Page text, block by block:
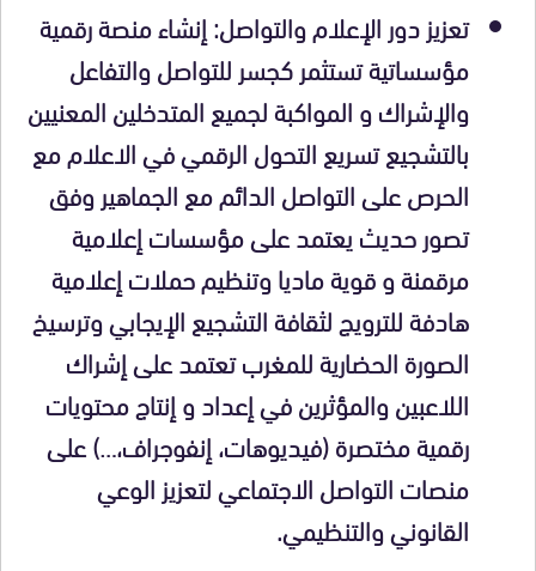
تعزيز دور الإعلام والتواصل: إنشاء منصة رقمية
مؤسساتية تستثمر كجسر للتواصل والتفاعل
والإشراك و المواكبة لجميع المتدخلين المعنيين
بالتشجيع تسريع التحول الرقمي في الاعلام مع
الحرص على التواصل الدائم مع الجماهير وفق
تصور حديث يعتمد على مؤسسات إعلامية
مرقمنة و قوية ماديا وتنظيم حملات إعلامية
هادفة للترويج لثقافة التشجيع الإيجابي وترسيخ
الصورة الحضارية للمغرب تعتمد على إشراك
اللاعبين والمؤثرين في إعداد و إنتاج محتويات
رقمية مختصرة (فيديوهات، إنفوجراف،…) على
منصات التواصل الاجتماعي لتعزيز الوعي
القانوني والتنظيمي.